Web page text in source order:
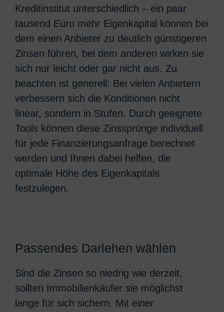
Kreditinstitut unterschiedlich – ein paar
tausend Euro mehr Eigenkapital können bei
dem einen Anbieter zu deutlich günstigeren
Zinsen führen, bei dem anderen wirken sie
sich nur leicht oder gar nicht aus. Zu
beachten ist generell: Bei vielen Anbietern
verbessern sich die Konditionen nicht
linear, sondern in Stufen. Durch geeignete
Tools können diese Zinssprünge individuell
für jede Finanzierungsanfrage berechnet
werden und Ihnen dabei helfen, die
optimale Höhe des Eigenkapitals
festzulegen.
Passendes Darlehen wählen
Sind die Zinsen so niedrig wie derzeit,
sollten Immobilienkäufer sie möglichst
lange für sich sichern. Mit einer